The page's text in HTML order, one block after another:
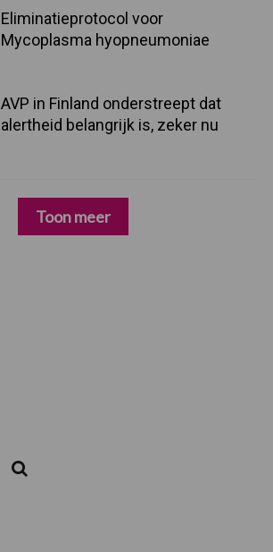
Eliminatieprotocol voor
Mycoplasma hyopneumoniae
AVP in Finland onderstreept dat
alertheid belangrijk is, zeker nu
Toon meer